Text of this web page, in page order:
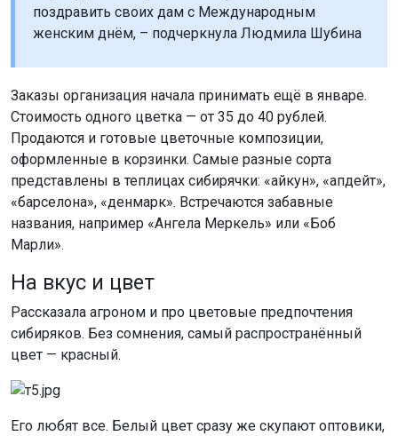
поздравить своих дам с Международным
женским днём, – подчеркнула Людмила Шубина
Заказы организация начала принимать ещё в январе.
Стоимость одного цветка — от 35 до 40 рублей.
Продаются и готовые цветочные композиции,
оформленные в корзинки. Самые разные сорта
представлены в теплицах сибирячки: «айкун», «апдейт»,
«барселона», «денмарк». Встречаются забавные
названия, например «Ангела Меркель» или «Боб
Марли».
На вкус и цвет
Рассказала агроном и про цветовые предпочтения
сибиряков. Без сомнения, самый распространённый
цвет — красный.
Его любят все. Белый цвет сразу же скупают оптовики,